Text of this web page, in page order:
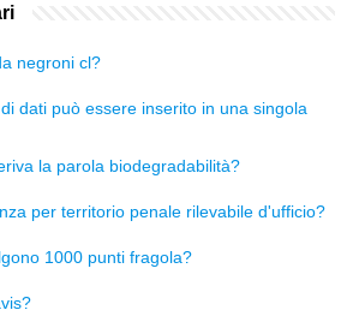
negroni cl?
dati può essere inserito in una singola
la parola biodegradabilità?
per territorio penale rilevabile d'ufficio?
1000 punti fragola?